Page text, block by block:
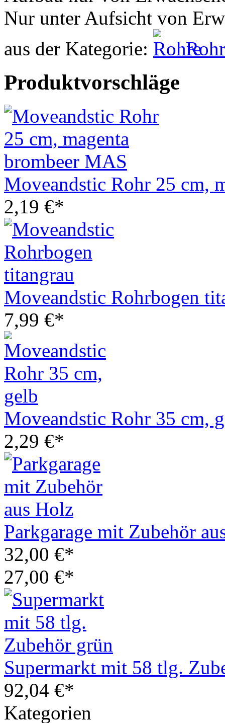
Nur unter Aufsicht von
aus der Kategorie:
Produktvorschläge
Moveandstic Rohr 25 cm,
2,19 €*
Moveandstic Rohrbogen
7,99 €*
Moveandstic Rohr 35 cm,
2,29 €*
Parkgarage mit Zubehör
32,00 €*
27,00 €*
Supermarkt mit 58 tlg.
92,04 €*
Kategorien